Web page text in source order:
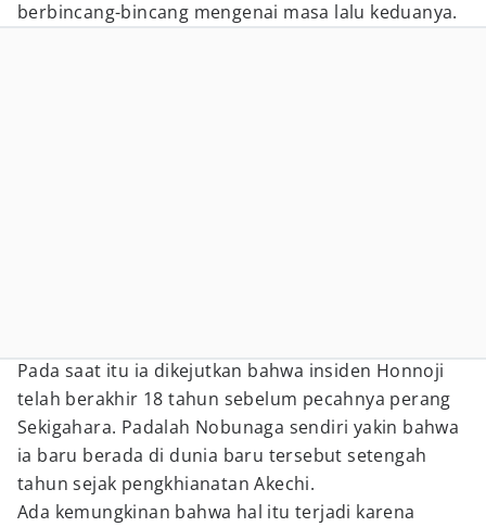
berbincang-bincang mengenai masa lalu keduanya.
Pada saat itu ia dikejutkan bahwa insiden Honnoji
telah berakhir 18 tahun sebelum pecahnya perang
Sekigahara. Padalah Nobunaga sendiri yakin bahwa
ia baru berada di dunia baru tersebut setengah
tahun sejak pengkhianatan Akechi.
Ada kemungkinan bahwa hal itu terjadi karena